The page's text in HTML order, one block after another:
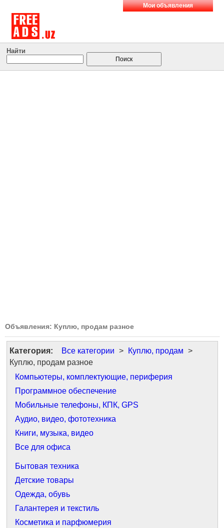
Мои объявления
Найти
Объявления: Куплю, продам разное
Категория: Все категории > Куплю, продам >
Куплю, продам разное
Компьютеры, комплектующие, периферия
Программное обеспечение
Мобильные телефоны, КПК, GPS
Аудио, видео, фототехника
Книги, музыка, видео
Все для офиса
Бытовая техника
Детские товары
Одежда, обувь
Галантерея и текстиль
Косметика и парфюмерия